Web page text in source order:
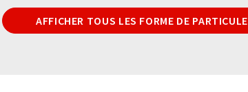
AFFICHER TOUS LES FORME DE PARTICULE